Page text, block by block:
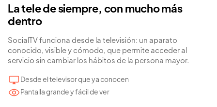
La tele de siempre, con mucho más
dentro
SocialTV funciona desde la televisión: un aparato
conocido, visible y cómodo, que permite acceder al
servicio sin cambiar los hábitos de la persona mayor.
Desde el televisor que ya conocen
Pantalla grande y fácil de ver